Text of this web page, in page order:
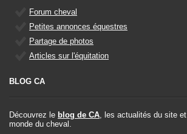
Forum cheval
Petites annonces équestres
Partage de photos
Articles sur l'équitation
BLOG CA
Découvrez le blog de CA, les actualités du site
monde du cheval.